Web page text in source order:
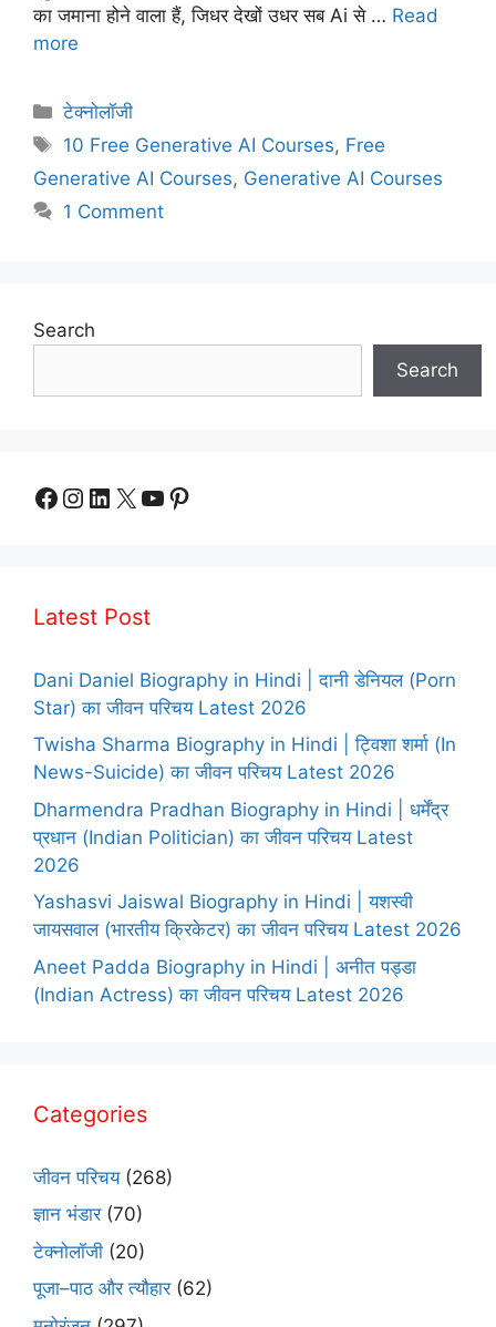
का जमाना होने वाला हैं, जिधर देखों उधर सब Ai से … Read
more
Categories
टेक्नोलॉजी
Tags
10 Free Generative AI Courses, Free
Generative AI Courses, Generative AI Courses
1 Comment
Search
Search
Facebook
Instagram
LinkedIn
X YouTube
Pinterest
Latest Post
Dani Daniel Biography in Hindi | दानी डेनियल (Porn
Star) का जीवन परिचय Latest 2026
Twisha Sharma Biography in Hindi | ट्विशा शर्मा (In
News-Suicide) का जीवन परिचय Latest 2026
Dharmendra Pradhan Biography in Hindi | धर्मेंद्र
प्रधान (Indian Politician) का जीवन परिचय Latest
2026
Yashasvi Jaiswal Biography in Hindi | यशस्वी
जायसवाल (भारतीय क्रिकेटर) का जीवन परिचय Latest 2026
Aneet Padda Biography in Hindi | अनीत पड्डा
(Indian Actress) का जीवन परिचय Latest 2026
Categories
जीवन परिचय(268)
ज्ञान भंडार(70)
टेक्नोलॉजी (20)
पूजा–पाठ और त्यौहार(62)